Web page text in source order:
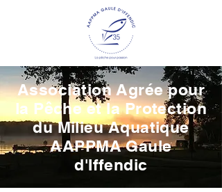
Association Agrée pour
la Pêche et la Protection
du Milieu Aquatique
AAPPMA Gaule
d'Iffendic